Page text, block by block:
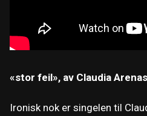
«stor feil», av Claudia Arenas
Ironisk nok er singelen til